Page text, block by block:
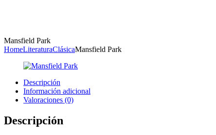
Mansfield Park
HomeLiteraturaClásicaMansfield Park
Descripción
Información adicional
Valoraciones (0)
Descripción